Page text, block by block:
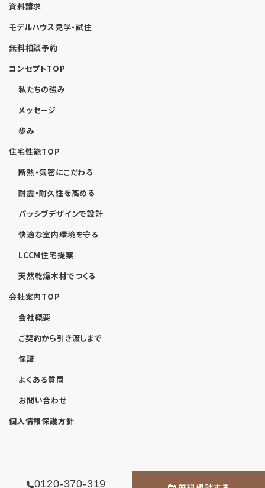
資料請求
モデルハウス見学・試住
無料相談予約
コンセプトTOP
私たちの強み
メッセージ
歩み
住宅性能TOP
断熱・気密にこだわる
耐震・耐久性を高める
パッシブデザインで設計
快適な室内環境を守る
LCCM住宅提案
天然乾燥木材でつくる
会社案内TOP
会社概要
ご契約から引き渡しまで
保証
よくある質問
お問い合わせ
個人情報保護方針
0120-370-319